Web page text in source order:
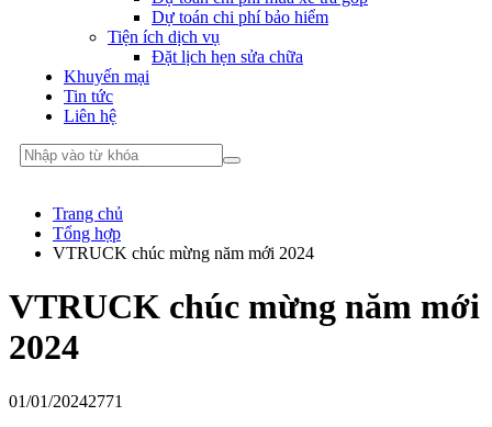
Dự toán chi phí bảo hiểm
Tiện ích dịch vụ
Đặt lịch hẹn sửa chữa
Khuyến mại
Tin tức
Liên hệ
Trang chủ
Tổng hợp
VTRUCK chúc mừng năm mới 2024
VTRUCK chúc mừng năm mới
2024
01/01/20242771